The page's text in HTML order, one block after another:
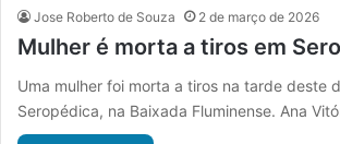
Jose Roberto de Souza 2 de março de 2026
Mulher é morta a tiros em
Uma mulher foi morta a tiros na tarde deste
Seropédica, na Baixada Fluminense. Ana